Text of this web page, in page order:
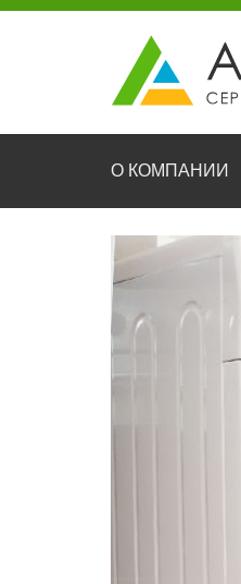
О КОМПАНИИ